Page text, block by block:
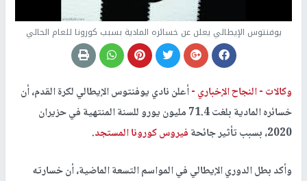
يوفنتوس الإيطالي يعلن عن خسائره المادية بسبب كورونا للعام الحالي
وكالات -النجاح الإخباري -أعلن نادي يوفنتوس الإيطالي لكرة القدم، أن
خسائره المادية بلغت 71.4 مليون يورو للسنة المنتهية في حزيران
2020، بسبب تأثير جائحة
فيروس كورونا المستجد.
وأكد بطل الدوري الإيطالي في المواسم التسعة الماضية، أن خسارته